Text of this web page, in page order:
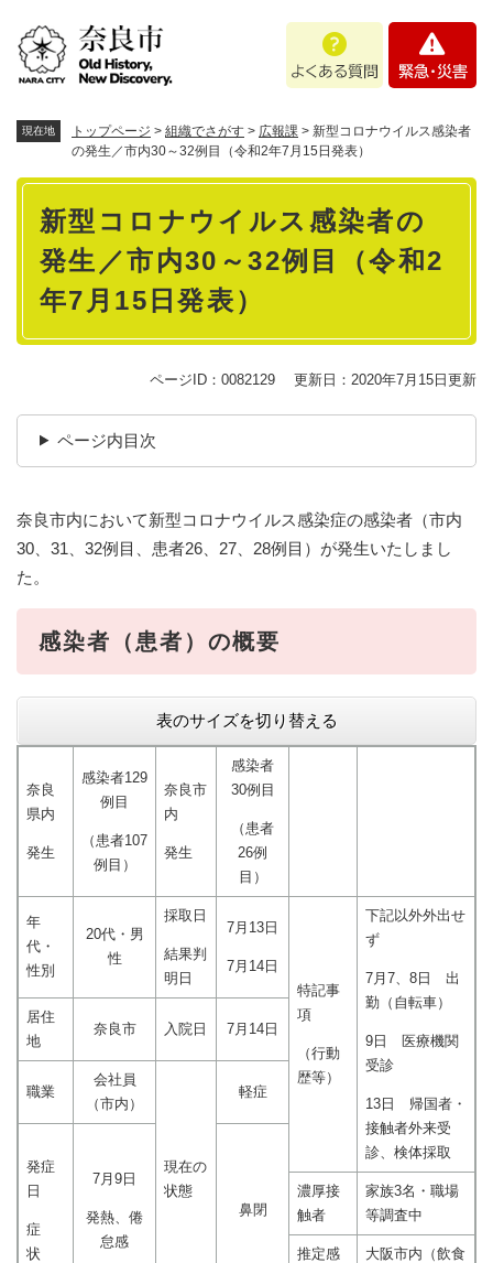
あ
問
・
現在地 トップページ > 組織でさがす > 広報課 > 新型コロナウイルス感染者
の発生／市内30～32例目（令和2年7月15日発表）
本
新型コロナウイルス感染者の
発生／市内30～32例目（令和2
年7月15日発表）
ページID：0082129 更新日：2020年7月15日更新
ページ内目次
奈良市内において新型コロナウイルス感染症の感染者（市内
30、31、32例目、患者26、27、28例目）が発生いたしまし
た。
感染者（患者）の概要
表のサイズを切り替える
奈良
県内
発生
感染者129
例目
（患者107
例目）
奈良市
内
発生
感染者
30例目
（患者
26例
目）
年
代・
性別
20代・男
性
採取日
結果判
明日
7月13日
7月14日
特記事
項
（行動
歴等）
下記以外外出せ
ず
7月7、8日 出
勤（自転車）
9日 医療機関
受診
13日 帰国者・
接触者外来受
診、検体採取
居住
地
奈良市 入院日 7月14日
職業
会社員
（市内）
現在の
状態
軽症
発症
日
症
状
7月9日
発熱、倦
怠感
鼻閉
濃厚接
触者
家族3名・職場
等調査中
推定感
大阪市内（飲食